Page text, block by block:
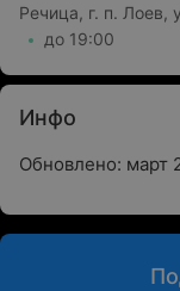
Речица, г. п. Лоев,
до 19:00
Инфо
Обновлено: март